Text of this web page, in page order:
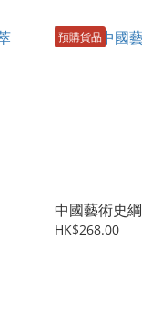
預購貨品
中國藝術史綱
HK$268.00